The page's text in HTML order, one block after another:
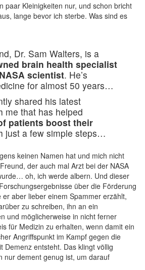
paar Kleinigkeiten nur, und schon bricht
lange bevor ich sterbe. Was sind es
Dr. Sam Walters, is a
brain health specialist
scientist. He’s
for almost 50 years…
shared his latest
me that has helped
patients boost their
just a few simple steps…
keinen Namen hat und mich nicht
der auch mal Arzt bei der NASA
oh, ich werde albern. Und dieser
über die Förderung
aber lieber einem Spammer erzählt,
zu schreiben, ihn an ein
und möglicherweise in nicht ferner
für Medizin zu erhalten, wenn damit ein
Angriffspunkt im Kampf gegen die
Demenz entsteht. Das klingt völlig
nur dement genug ist, um darauf